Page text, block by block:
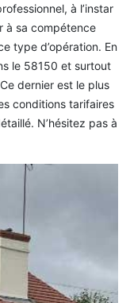
à l’instar
à sa compétence
type d’opération. En
le 58150 et surtout
dernier est le plus
conditions tarifaires
N’hésitez pas à